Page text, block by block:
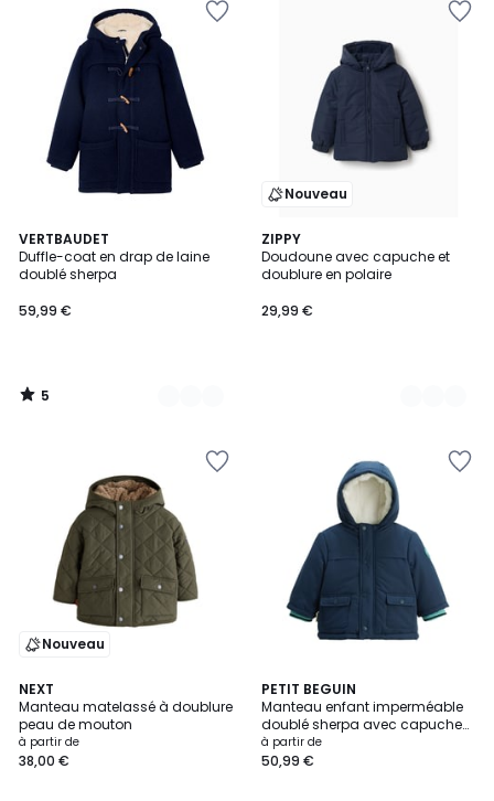
VERTBAUDET
Duffle-coat en drap de laine
doublé sherpa
59,99 €
5
/
5
2
Couleurs
5
/
Nouveau
ZIPPY
Doudoune avec capuche et
doublure en polaire
29,99 €
2
Couleurs
Nouveau
NEXT
Manteau matelassé à doublure
peau de mouton
à partir de
38,00 €
2
Couleurs
PETIT BEGUIN
Manteau enfant imperméable
doublé sherpa avec capuche
Oscar
à partir de
50,99 €